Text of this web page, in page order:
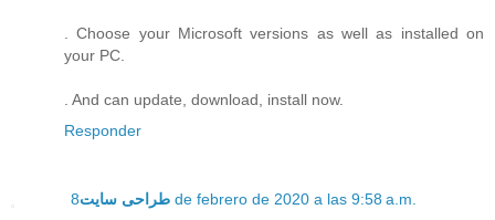
. Choose your Microsoft versions as well as installed on
your PC.
. And can update, download, install now.
Responder
طراحی سایت 8 de febrero de 2020 a las 9:58 a.m.